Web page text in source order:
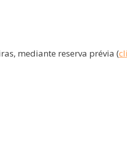
mediante reserva prévia (